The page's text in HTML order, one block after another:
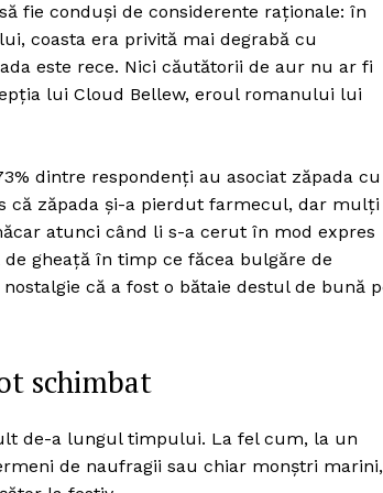
fie conduși de considerente raționale: în
coasta era privită mai degrabă cu
este rece. Nici căutătorii de aur nu ar fi
lui Cloud Bellew, eroul romanului lui
dintre respondenți au asociat zăpada cu
că zăpada și-a pierdut farmecul, dar mulți
atunci când li s-a cerut în mod expres
gheață în timp ce făcea bulgăre de
că a fost o bătaie destul de bună
schimbat
de-a lungul timpului. La fel cum, la un
de naufragii sau chiar monștri marini,